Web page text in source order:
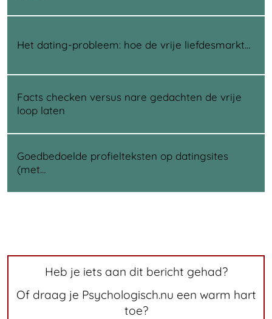
Het dating-probleem: hoe de vrije liefdesmarkt…
Facts checken versus nare gedachten de vrije
loop laten
Goedbedoelde profielteksten op datingsites
(met…
Heb je iets aan dit bericht gehad?
Of draag je Psychologisch.nu een warm hart
toe?